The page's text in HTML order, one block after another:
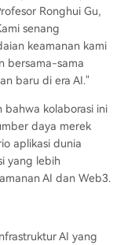
Ronghui Gu,
senang
keamanan kami
bersama-sama
baru di era AI."
bahwa kolaborasi ini
daya merek
aplikasi dunia
yang lebih
AI dan Web3.
AI yang